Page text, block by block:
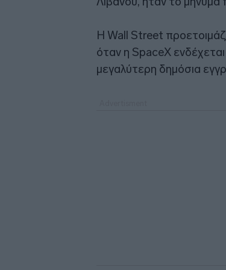
Η Wall Street
όταν η SpaceX
μεγαλύτερη δημόσια